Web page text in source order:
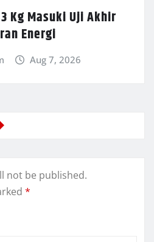
3 Kg Masuki Uji Akhir
Energi
Aug 7, 2026
not be published.
*